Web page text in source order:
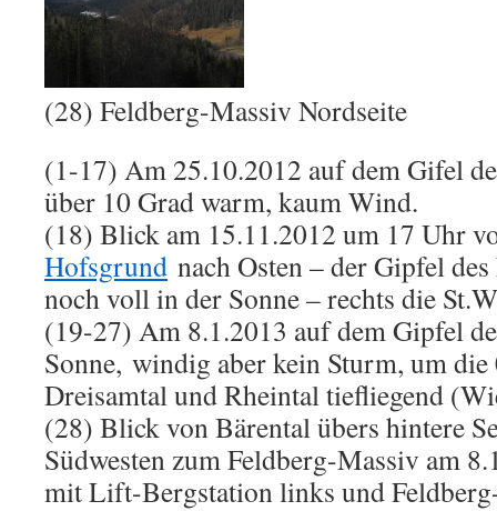
(28) Feldberg-Massiv Nordseite
(1-17) Am 25.10.2012 auf dem Gifel
über 10 Grad warm, kaum Wind.
(18) Blick am 15.11.2012 um 17 Uhr
Hofsgrund nach Osten – der Gipfel
noch voll in der Sonne – rechts die
(19-27) Am 8.1.2013 auf dem Gipfel
Sonne, windig aber kein Sturm, um
Dreisamtal und Rheintal tiefliegend
(28) Blick von Bärental übers hintere
Südwesten zum Feldberg-Massiv am
mit Lift-Bergstation links und